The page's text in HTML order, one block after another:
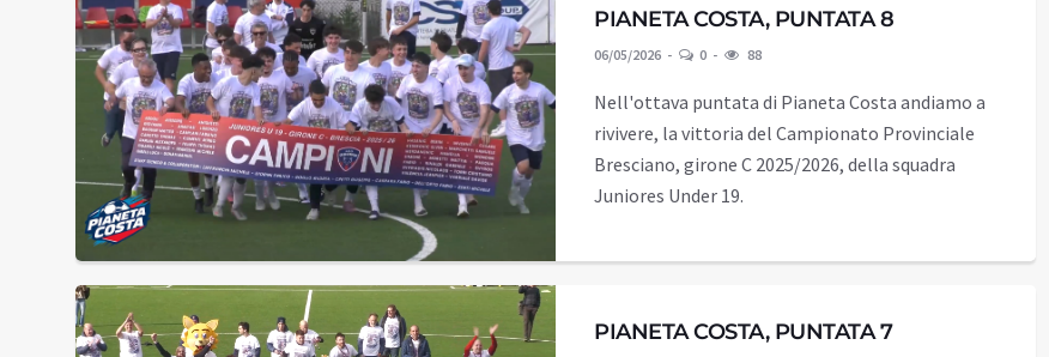
PIANETA COSTA, PUNTATA 8
06/05/2026 0 88
Nell'ottava puntata di Pianeta Costa andiamo a
rivivere, la vittoria del Campionato Provinciale
Bresciano, girone C 2025/2026, della squadra
Juniores Under 19.
PIANETA COSTA, PUNTATA 7